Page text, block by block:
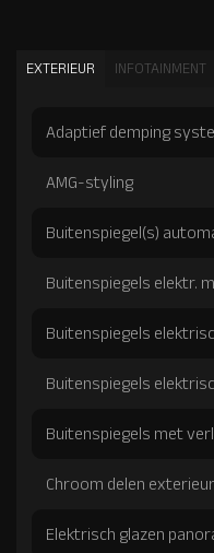
EXTERIEUR INFOTAINMENT
Adaptief demping
AMG-styling
Buitenspiegel(s)
Buitenspiegels elektr.
Buitenspiegels
Buitenspiegels
Buitenspiegels met
Chroom delen exterieur
Elektrisch glazen